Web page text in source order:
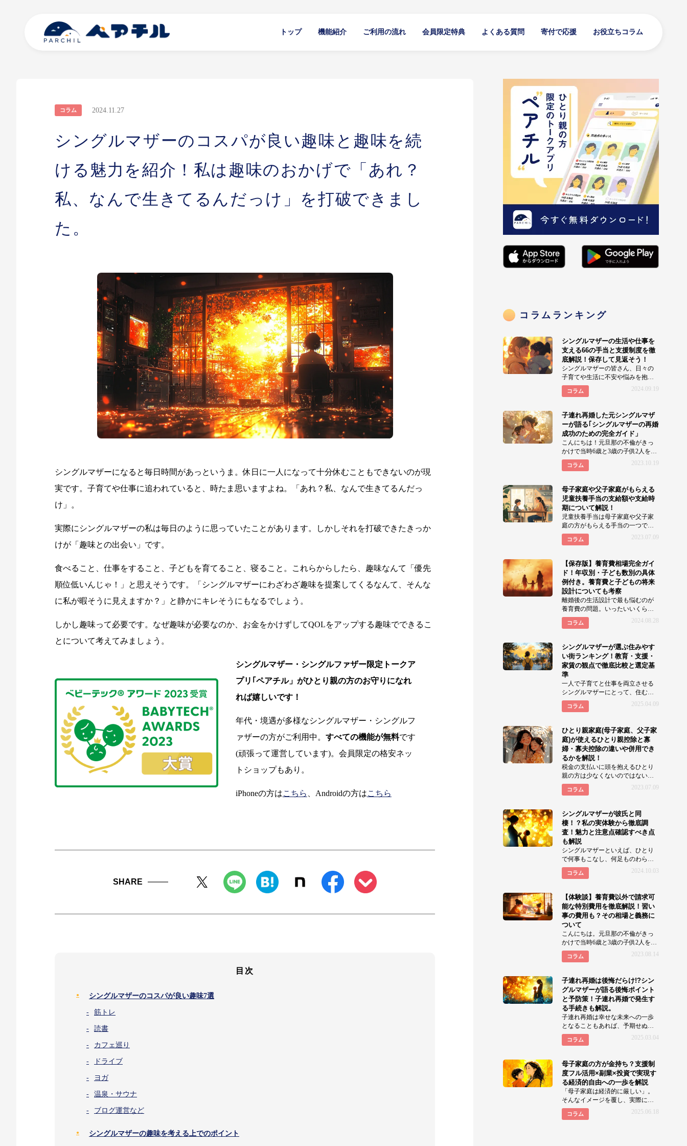
トップ 機能紹介 ご利用の流れ 会員限定特典 よくある質問 寄付で応援 お役立ちコラム
コラム 2024.11.27
シングルマザーのコスパが良い趣味と趣味を続
ける魅力を紹介！私は趣味のおかげで「あれ？
私、なんで生きてるんだっけ」を打破できまし
た。
シングルマザーになると毎日時間があっというま。休日に一人になって十分休むこともできないのが現
実です。子育てや仕事に追われていると、時たま思いますよね。「あれ？私、なんで生きてるんだっ
け」。
実際にシングルマザーの私は毎日のように思っていたことがあります。しかしそれを打破できたきっか
けが「趣味との出会い」です。
食べること、仕事をすること、子どもを育てること、寝ること。これらからしたら、趣味なんて「優先
順位低いんじゃ！」と思えそうです。「シングルマザーにわざわざ趣味を提案してくるなんて、そんな
に私が暇そうに見えますか？」と静かにキレそうにもなるでしょう。
しかし趣味って必要です。なぜ趣味が必要なのか、お金をかけずしてQOLをアップする趣味でできるこ
とについて考えてみましょう。
シングルマザー・シングルファザー限定トークア
プリ｢ペアチル」がひとり親の方のお守りになれ
れば嬉しいです！
年代・境遇が多様なシングルマザー・シングルフ
ァザーの方がご利用中。 すべての機能が無料です
(頑張って運営しています)。会員限定の格安ネッ
トショップもあり。
iPhoneの方はこちら 、Androidの方はこちら
SHARE
目次
シングルマザーのコスパが良い趣味7選
筋トレ
読書
カフェ巡り
ドライブ
ヨガ
温泉・サウナ
ブログ運営など
シングルマザーの趣味を考える上でのポイント
コラムランキング
シングルマザーの生活や仕事を
支える66の手当と支援制度を徹
底解説！保存して見返そう！
シングルマザーの皆さん、日々の
子育てや生活に不安や悩みを抱え
ていませんか？実はシングルマザ
ーの生活を支える支援制度
コラム 2024.09.19
子連れ再婚した元シングルマザ
ーが語る｢シングルマザーの再婚
成功のための完全ガイド」
こんにちは！元旦那の不倫がきっ
かけで当時6歳と3歳の子供2人を連
れて離婚しました元サレ妻華子で
す。 私自身、元旦
コラム 2023.10.19
母子家庭や父子家庭がもらえる
児童扶養手当の支給額や支給時
期について解説！
児童扶養手当は母子家庭や父子家
庭の方がもらえる手当の一つで
す。 よく｢父子家庭は児童扶養手当
はもらえ
コラム 2023.07.09
【保存版】養育費相場完全ガイ
ド！年収別・子ども数別の具体
例付き。養育費と子どもの将来
設計についても考察
離婚後の生活設計で最も悩むのが
養育費の問題。いったいいくら必
要なの？適正額はどう決める？ 本
記事では、202
コラム 2024.08.28
シングルマザーが選ぶ住みやす
い街ランキング！教育・支援・
家賃の観点で徹底比較と選定基
準
一人で子育てと仕事を両立させる
シングルマザーにとって、住む街
選びは重要です。経済的な不安を
抱えながらも、子どもの成
コラム 2025.04.09
ひとり親家庭(母子家庭、父子家
庭)が使えるひとり親控除と寡
婦・寡夫控除の違いや併用でき
るかを解説！
税金の支払いに頭を抱えるひとり
親の方は少なくないのではないで
しょうか。 本記事では、ひとり親
家庭(母
コラム 2023.07.09
シングルマザーが彼氏と同
棲！？私の実体験から徹底調
査！魅力と注意点確認すべき点
も解説
シングルマザーといえば、ひとり
で何事もこなし、何足ものわらじ
を履いているイメージが強いです
よね。しかしシングルマザーだ
コラム 2024.10.03
【体験談】養育費以外で請求可
能な特別費用を徹底解説！習い
事の費用も？その相場と義務に
ついて
こんにちは。元旦那の不倫がきっ
かけで当時6歳と3歳の子供2人を連
れて離婚しました元サレ妻華子で
す。 離婚
コラム 2023.08.14
子連れ再婚は後悔だらけ!?シン
グルマザーが語る後悔ポイント
と予防策！子連れ再婚で発生す
る手続きも解説。
子連れ再婚は幸せな未来への一歩
となることもあれば、予期せぬ困
難や後悔に繋がるケースもありま
す。「本当にこの選択でよかっ
コラム 2025.03.04
母子家庭の方が金持ち？支援制
度フル活用×副業×投資で実現す
る経済的自由への一歩を解説
「母子家庭は経済的に厳しい」。
そんなイメージを覆し、実際に経
済的な豊かさを実現している家庭
も少なくありません。
コラム 2025.06.18